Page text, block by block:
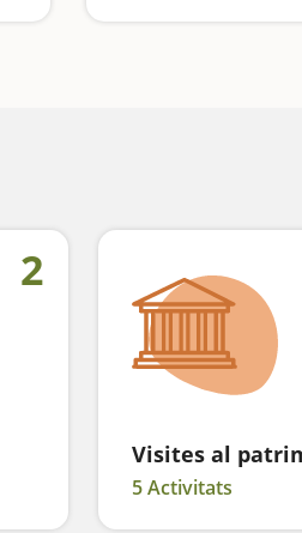
Relax, naturalesa i confort a Mas Xibeques... una casa té piscina exterior climatitzada i spa. També ofereixen activitats familiars
2
Visites al
5 Activitats